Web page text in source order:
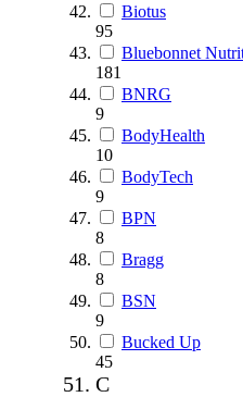
Biotus
95
Bluebonnet
181
BNRG
9
BodyHealth
10
BodyTech
9
BPN
8
Bragg
8
BSN
9
Bucked Up
45
C